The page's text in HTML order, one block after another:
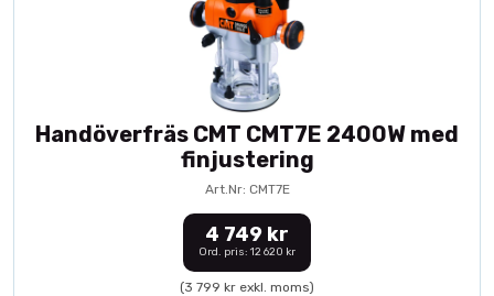
Handöverfräs CMT CMT7E 2400W med
finjustering
Art.Nr: CMT7E
4 749 kr
Ord. pris: 12 620 kr
(3 799 kr exkl. moms)